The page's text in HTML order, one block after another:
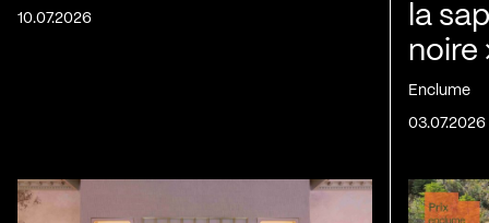
10.07.2026
la
noire
Enclume
03.07.2026